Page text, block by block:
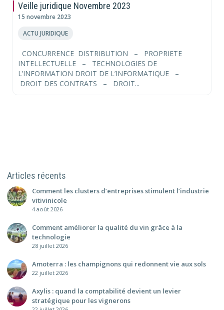
Veille juridique Novembre 2023
15 novembre 2023
ACTU JURIDIQUE
CONCURRENCE DISTRIBUTION – PROPRIETE
INTELLECTUELLE – TECHNOLOGIES DE
L’INFORMATION DROIT DE L’INFORMATIQUE –
DROIT DES CONTRATS – DROIT...
Articles récents
Comment les clusters d’entreprises stimulent l’industrie
vitivinicole
4 août 2026
Comment améliorer la qualité du vin grâce à la
technologie
28 juillet 2026
Amoterra : les champignons qui redonnent vie aux sols
22 juillet 2026
Axylis : quand la comptabilité devient un levier
stratégique pour les vignerons